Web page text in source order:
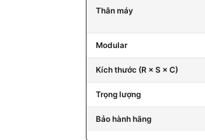
Thân máy
Modular
Kích thước (R × S × C)
Trọng lượng
Bảo hành hãng